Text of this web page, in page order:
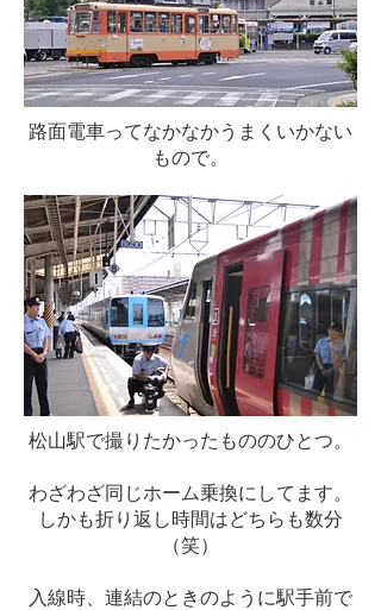
路面電車ってなかなかうまくいかない
もので。
松山駅で撮りたかったもののひとつ。
わざわざ同じホーム乗換にしてます。
しかも折り返し時間はどちらも数分
（笑）
入線時、連結のときのように駅手前で